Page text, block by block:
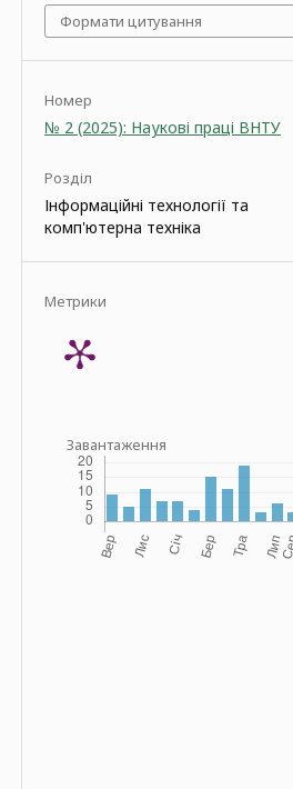
Формати цитування
Номер
№ 2 (2025): Наукові праці ВНТУ
Розділ
Інформаційні технології та
комп'ютерна техніка
Метрики
Завантаження